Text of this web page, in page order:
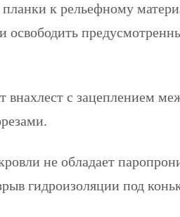
к рельефному
внахлест с зацеплением
не обладает
гидроизоляции под